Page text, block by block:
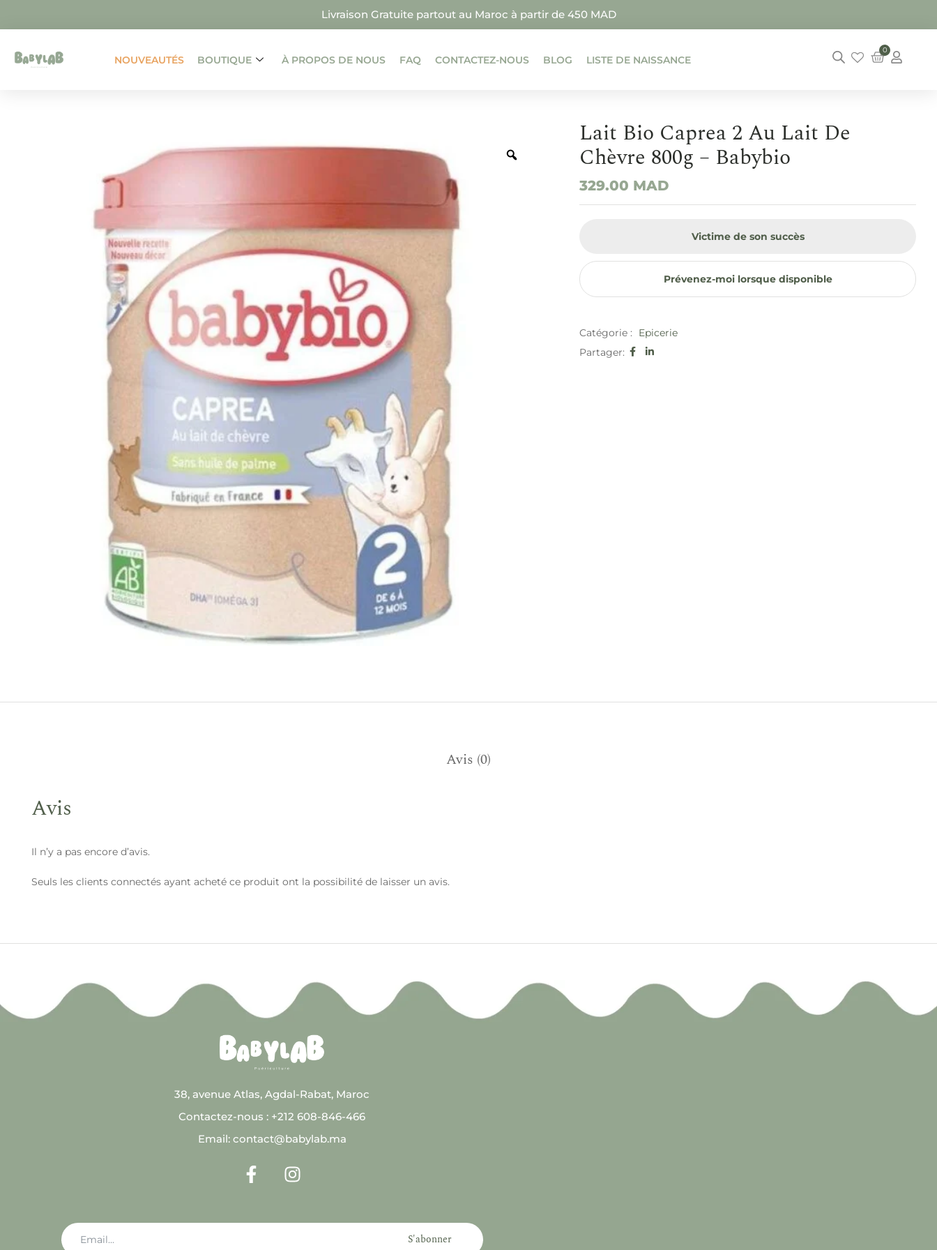
Livraison Gratuite partout au Maroc à partir de 450 MAD
NOUVEAUTÉS BOUTIQUE À PROPOS DE NOUS FAQ CONTACTEZ-NOUS BLOG LISTE DE NAISSANCE
0
Lait Bio Caprea 2 Au Lait De
Chèvre 800g – Babybio
329.00 MAD
Victime de son succès
Prévenez-moi lorsque disponible
Catégorie :
Epicerie
Partager:
Avis (0)
Avis
Il n’y a pas encore d’avis.
Seuls les clients connectés ayant acheté ce produit ont la possibilité de laisser un avis.
38, avenue Atlas, Agdal-Rabat, Maroc
Contactez-nous : +212 608-846-466
Email: contact@babylab.ma
S'abonner